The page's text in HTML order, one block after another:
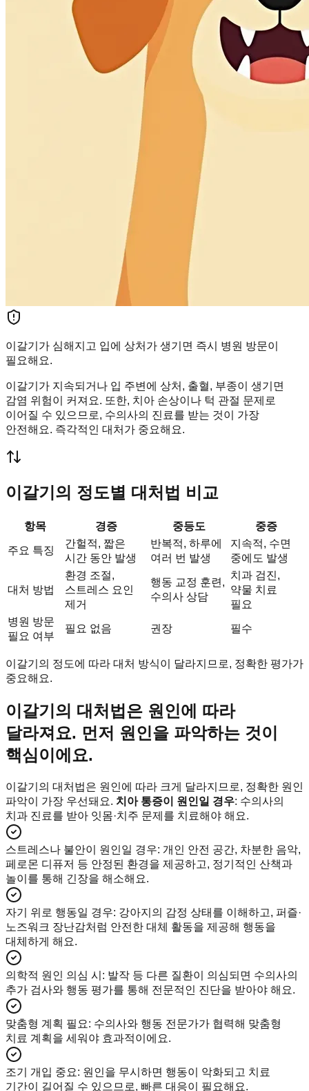
이갈기가 심해지고 입에 상처가 생기면 즉시 병원 방문이
필요해요.
이갈기가 지속되거나 입 주변에 상처, 출혈, 부종이 생기면
감염 위험이 커져요. 또한, 치아 손상이나 턱 관절 문제로
이어질 수 있으므로, 수의사의 진료를 받는 것이 가장
안전해요. 즉각적인 대처가 중요해요.
이갈기의 정도별 대처법 비교
항목 경증 중등도 중증
주요 특징
간헐적, 짧은
시간 동안 발생
반복적, 하루에
여러 번 발생
지속적, 수면
중에도 발생
대처 방법
환경 조절,
스트레스 요인
제거
행동 교정 훈련,
수의사 상담
치과 검진,
약물 치료
필요
병원 방문
필요 여부
필요 없음 권장 필수
이갈기의 정도에 따라 대처 방식이 달라지므로, 정확한 평가가
중요해요.
이갈기의 대처법은 원인에 따라
달라져요. 먼저 원인을 파악하는 것이
핵심이에요.
이갈기의 대처법은 원인에 따라 크게 달라지므로, 정확한 원인
파악이 가장 우선돼요. 치아 통증이 원인일 경우: 수의사의
치과 진료를 받아 잇몸·치주 문제를 치료해야 해요.
스트레스나 불안이 원인일 경우: 개인 안전 공간, 차분한 음악,
페로몬 디퓨저 등 안정된 환경을 제공하고, 정기적인 산책과
놀이를 통해 긴장을 해소해요.
자기 위로 행동일 경우: 강아지의 감정 상태를 이해하고, 퍼즐·
노즈워크 장난감처럼 안전한 대체 활동을 제공해 행동을
대체하게 해요.
의학적 원인 의심 시 : 발작 등 다른 질환이 의심되면 수의사의
추가 검사와 행동 평가를 통해 전문적인 진단을 받아야 해요.
맞춤형 계획 필요: 수의사와 행동 전문가가 협력해 맞춤형
치료 계획을 세워야 효과적이에요.
조기 개입 중요: 원인을 무시하면 행동이 악화되고 치료
기간이 길어질 수 있으므로, 빠른 대응이 필요해요.